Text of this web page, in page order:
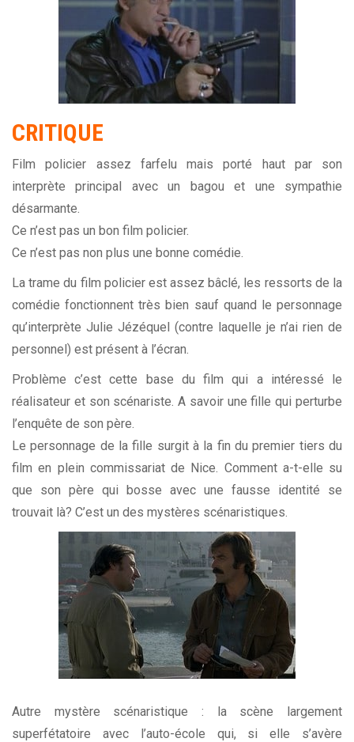
CRITIQUE
Film policier assez farfelu mais porté haut par son
interprète principal avec un bagou et une sympathie
désarmante.
Ce n’est pas un bon film policier.
Ce n’est pas non plus une bonne comédie.
La trame du film policier est assez bâclé, les ressorts de la
comédie fonctionnent très bien sauf quand le personnage
qu’interprète Julie Jézéquel (contre laquelle je n’ai rien de
personnel) est présent à l’écran.
Problème c’est cette base du film qui a intéressé le
réalisateur et son scénariste. A savoir une fille qui perturbe
l’enquête de son père.
Le personnage de la fille surgit à la fin du premier tiers du
film en plein commissariat de Nice. Comment a-t-elle su
que son père qui bosse avec une fausse identité se
trouvait là? C’est un des mystères scénaristiques.
Autre mystère scénaristique : la scène largement
superfétatoire avec l’auto-école qui, si elle s’avère